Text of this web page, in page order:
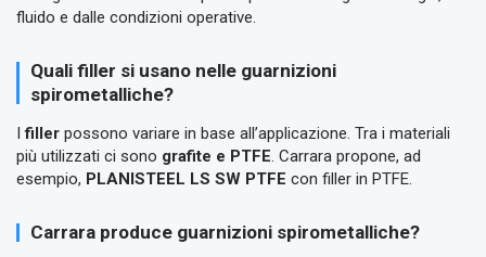
fluido e dalle condizioni operative.
Quali filler si usano nelle guarnizioni
spirometalliche?
Ifiller possono variare in base all’applicazione. Tra i materiali
più utilizzati ci sono grafite e PTFE. Carrara propone, ad
esempio, PLANISTEEL LS SW PTFE con filler in PTFE.
Carrara produce guarnizioni spirometalliche?